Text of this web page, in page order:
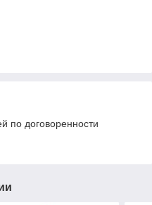
по договоренности